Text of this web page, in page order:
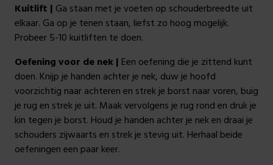
Kuitlift | Ga staan ​​met je voeten op schouderbreedte uit
elkaar. Ga op je tenen staan, liefst zo hoog mogelijk.
Probeer 5-10 kuitliften te doen.
Oefening voor de nek | Een oefening die je zittend kunt
doen. Knijp je handen achter je nek, duw je hoofd
voorzichtig naar achteren en strek je borst naar voren, buig
je rug en strek je uit. Maak vervolgens je rug rond en druk je
kin tegen je borst. Houd je handen achter je nek en draai je
schouders zijwaarts en strek je stevig uit. Herhaal beide
oefeningen een paar keer.